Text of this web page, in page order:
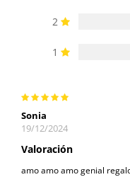
2
1
Sonia
19/12/2024
Valoración
amo amo amo genial